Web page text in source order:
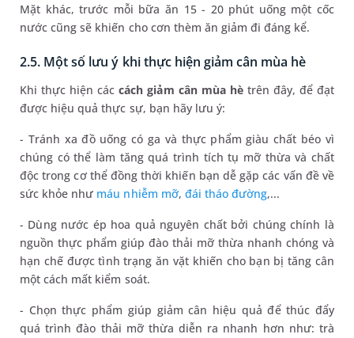
Mặt khác, trước mỗi bữa ăn 15 - 20 phút uống một cốc
nước cũng sẽ khiến cho cơn thèm ăn giảm đi đáng kể.
2.5. Một số lưu ý khi thực hiện giảm cân mùa hè
Khi thực hiện cáccách giảm cân mùa hè trên đây, để đạt
được hiệu quả thực sự, bạn hãy lưu ý:
- Tránh xa đồ uống có ga và thực phẩm giàu chất béo vì
chúng có thể làm tăng quá trình tích tụ mỡ thừa và chất
độc trong cơ thể đồng thời khiến bạn dễ gặp các vấn đề về
sức khỏe như máu nhiễm mỡ, đái tháo đường,...
- Dùng nước ép hoa quả nguyên chất bởi chúng chính là
nguồn thực phẩm giúp đào thải mỡ thừa nhanh chóng và
hạn chế được tình trạng ăn vặt khiến cho bạn bị tăng cân
một cách mất kiểm soát.
- Chọn thực phẩm giúp giảm cân hiệu quả để thúc đẩy
quá trình đào thải mỡ thừa diễn ra nhanh hơn như: trà